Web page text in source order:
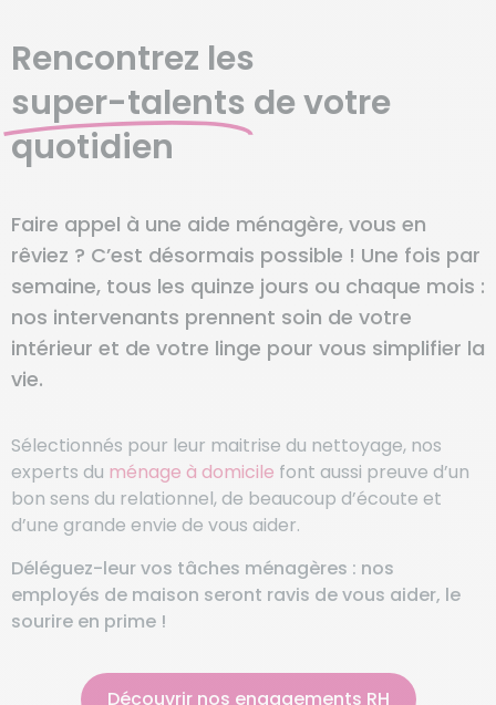
Rencontrez les
super-talents de votre
quotidien
Faire appel à une aide ménagère, vous en
rêviez ? C’est désormais possible ! Une fois par
semaine, tous les quinze jours ou chaque mois :
nos intervenants prennent soin de votre
intérieur et de votre linge pour vous simplifier la
vie.
Sélectionnés pour leur maitrise du nettoyage, nos
experts du ménage à domicile font aussi preuve d’un
bon sens du relationnel, de beaucoup d’écoute et
d’une grande envie de vous aider.
Déléguez-leur vos tâches ménagères : nos
employés de maison seront ravis de vous aider, le
sourire en prime !
Découvrir nos engagements RH